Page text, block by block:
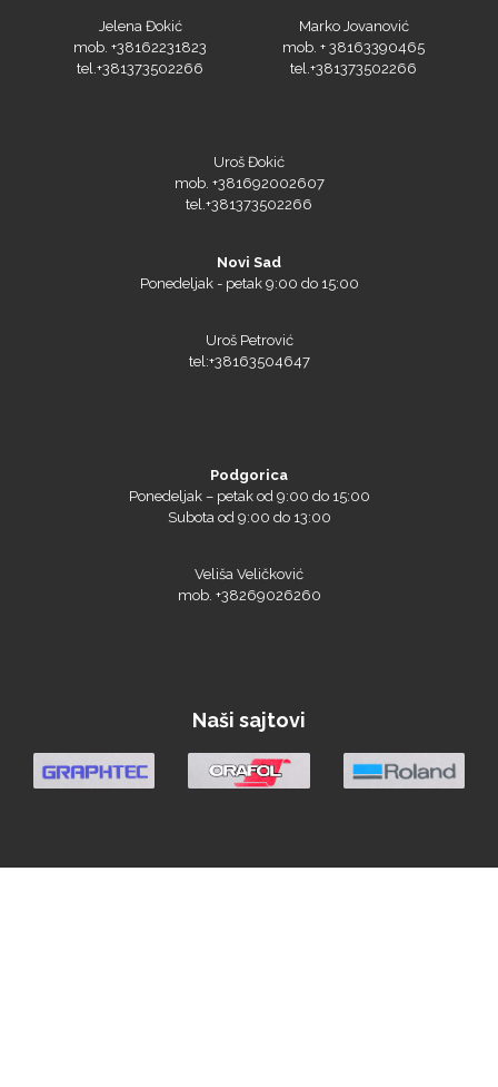
Jelena Đokić
mob. +38162231823
tel.+381373502266
Marko Jovanović
mob. + 38163390465
tel.+381373502266
Uroš Đokić
mob. +381692002607
tel.+381373502266
Novi Sad
Ponedeljak - petak 9:00 do 15:00
Uroš Petrović
tel:+38163504647
Podgorica
Ponedeljak – petak od 9:00 do 15:00
Subota od 9:00 do 13:00
Veliša Veličković
mob. +38269026260
Naši sajtovi